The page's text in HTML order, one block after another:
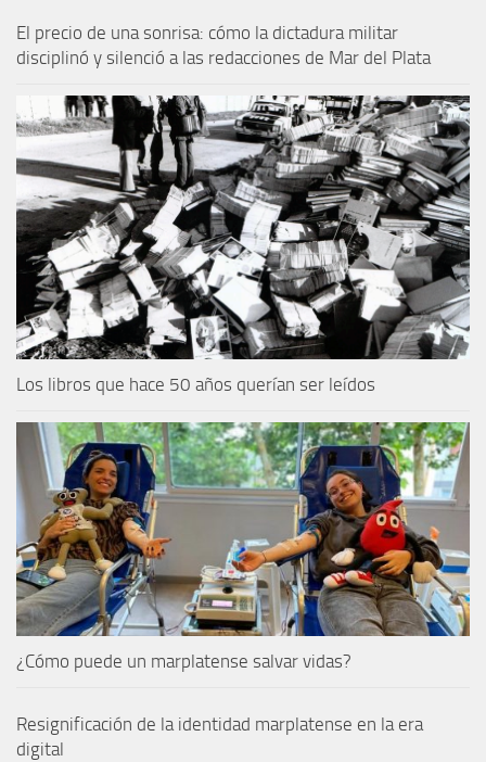
El precio de una sonrisa: cómo la dictadura militar
disciplinó y silenció a las redacciones de Mar del Plata
Los libros que hace 50 años querían ser leídos
¿Cómo puede un marplatense salvar vidas?
Resignificación de la identidad marplatense en la era
digital